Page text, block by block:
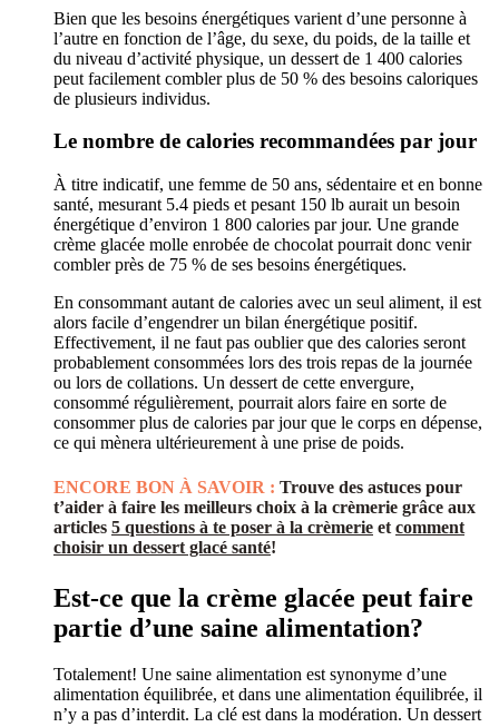
Bien que les besoins énergétiques varient d’une personne à
l’autre en fonction de l’âge, du sexe, du poids, de la taille et
du niveau d’activité physique, un dessert de 1 400 calories
peut facilement combler plus de 50 % des besoins caloriques
de plusieurs individus.
Le nombre de calories recommandées par jour
À titre indicatif, une femme de 50 ans, sédentaire et en bonne
santé, mesurant 5.4 pieds et pesant 150 lb aurait un besoin
énergétique d’environ 1 800 calories par jour. Une grande
crème glacée molle enrobée de chocolat pourrait donc venir
combler près de 75 % de ses besoins énergétiques.
En consommant autant de calories avec un seul aliment, il est
alors facile d’engendrer un bilan énergétique positif.
Effectivement, il ne faut pas oublier que des calories seront
probablement consommées lors des trois repas de la journée
ou lors de collations. Un dessert de cette envergure,
consommé régulièrement, pourrait alors faire en sorte de
consommer plus de calories par jour que le corps en dépense,
ce qui mènera ultérieurement à une prise de poids.
ENCORE BON À SAVOIR : Trouve des astuces pour
t’aider à faire les meilleurs choix à la crèmerie grâce aux
articles 5 questions à te poser à la crèmerie et comment
choisir un dessert glacé santé!
Est-ce que la crème glacée peut faire
partie d’une saine alimentation?
Totalement! Une saine alimentation est synonyme d’une
alimentation équilibrée, et dans une alimentation équilibrée, il
n’y a pas d’interdit. La clé est dans la modération. Un dessert